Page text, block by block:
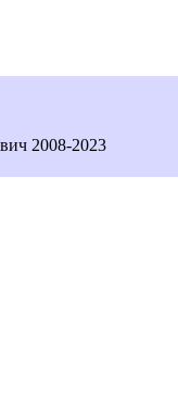
2008-2023